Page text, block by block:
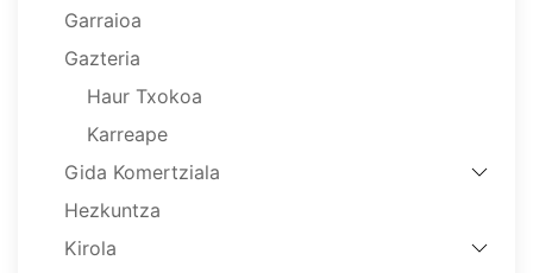
Garraioa
Gazteria
Haur Txokoa
Karreape
Gida Komertziala
Hezkuntza
Kirola